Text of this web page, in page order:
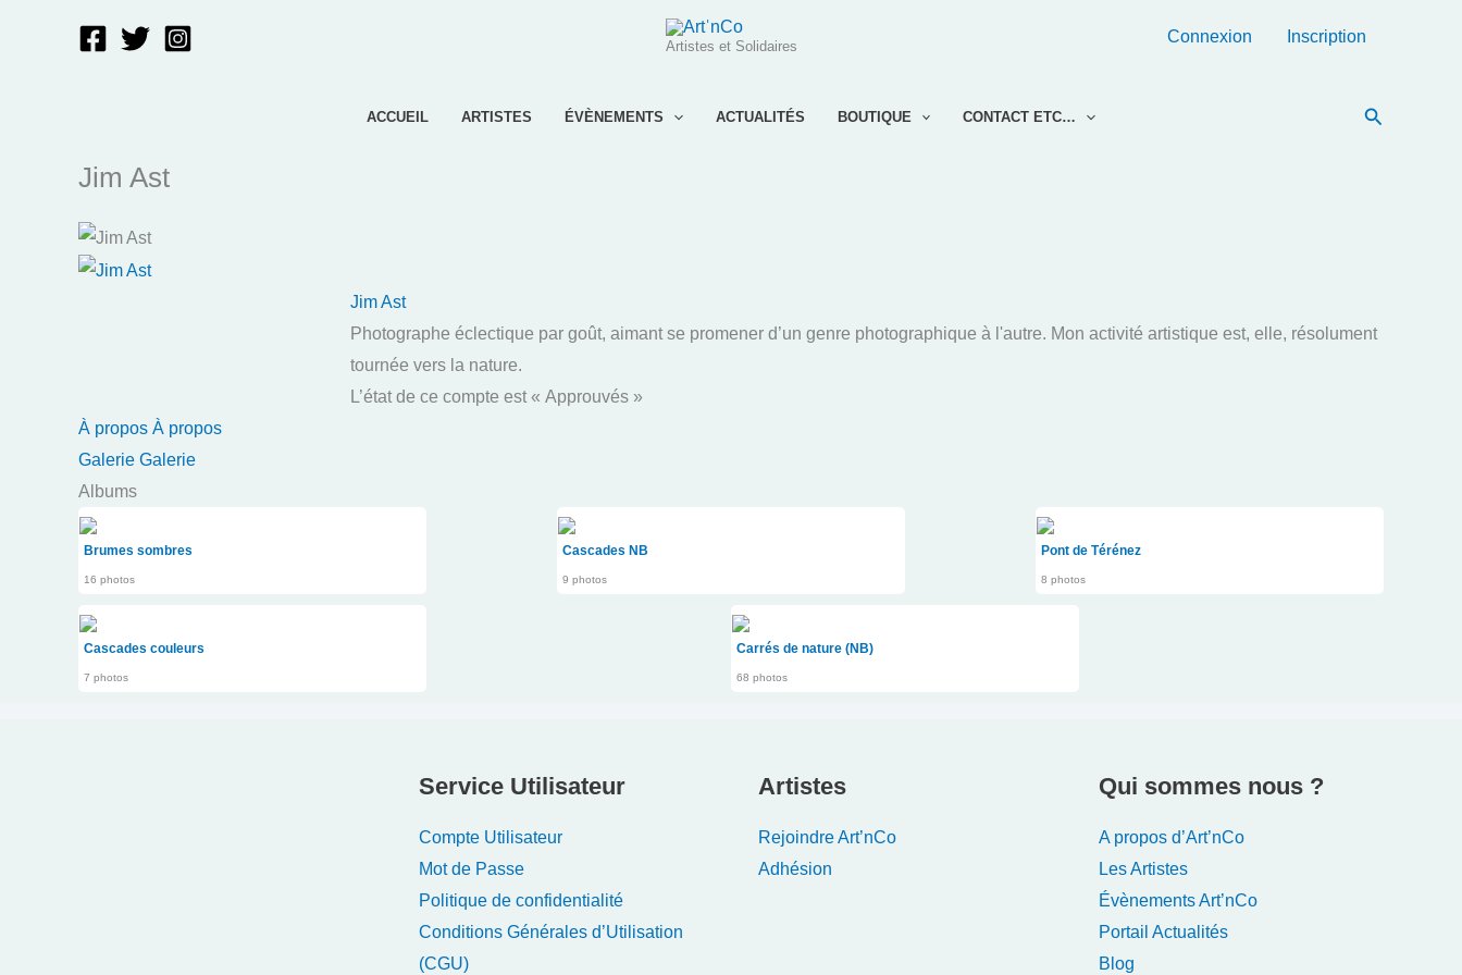
Artistes et Solidaires
Connexion Inscription
ACCUEIL ARTISTES ÉVÈNEMENTS ACTUALITÉS BOUTIQUE CONTACT ETC…
Jim Ast
Jim Ast
Photographe éclectique par goût, aimant se promener d’un genre photographique à l'autre. Mon activité artistique est, elle, résolument
tournée vers la nature.
L’état de ce compte est « Approuvés »
À propos À propos
Galerie Galerie
Albums
Brumes sombres
16 photos
Cascades NB
9 photos
Pont de Térénez
8 photos
Cascades couleurs
7 photos
Carrés de nature (NB)
68 photos
Service Utilisateur
Compte Utilisateur
Mot de Passe
Politique de confidentialité
Conditions Générales d’Utilisation
(CGU)
Artistes
Rejoindre Art’nCo
Adhésion
Qui sommes nous ?
A propos d’Art’nCo
Les Artistes
Évènements Art’nCo
Portail Actualités
Blog